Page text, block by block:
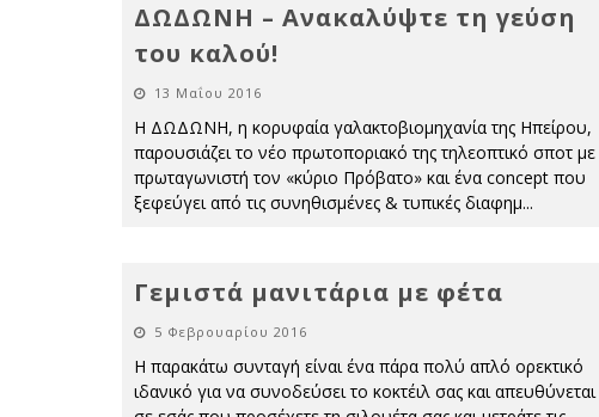
ΔΩΔΩΝΗ – Ανακαλύψτε τη γεύση
του καλού!
13 Μαΐου 2016
Η ΔΩΔΩΝΗ, η κορυφαία γαλακτοβιομηχανία της Ηπείρου,
παρουσιάζει το νέο πρωτοποριακό της τηλεοπτικό σποτ με
πρωταγωνιστή τον «κύριο Πρόβατο» και ένα concept που
ξεφεύγει από τις συνηθισμένες & τυπικές διαφημ...
Γεμιστά μανιτάρια με φέτα
5 Φεβρουαρίου 2016
Η παρακάτω συνταγή είναι ένα πάρα πολύ απλό ορεκτικό
ιδανικό για να συνοδεύσει το κοκτέιλ σας και απευθύνεται